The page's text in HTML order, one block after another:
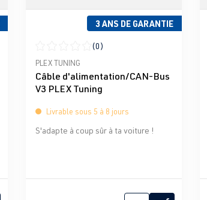
3 ANS DE GARANTIE
Note moyenne de 0 sur 5 étoiles
(0)
PLEX TUNING
Câble d'alimentation/CAN-Bus
V3 PLEX Tuning
Livrable sous 5 à 8 jours
S'adapte à coup sûr à ta voiture !